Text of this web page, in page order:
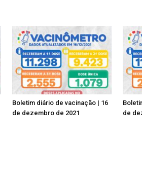
Boletim diário de vacinação | 16
de dezembro de 2021
de